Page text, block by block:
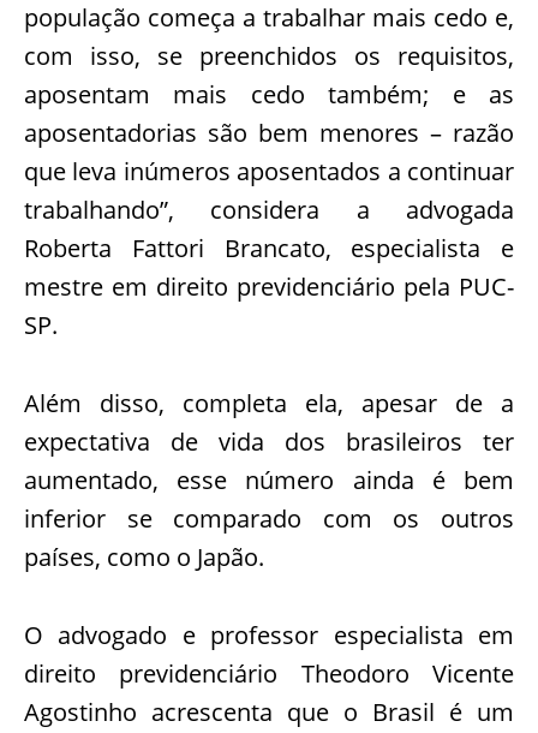
população começa a trabalhar mais cedo e,
com isso, se preenchidos os requisitos,
aposentam mais cedo também; e as
aposentadorias são bem menores – razão
que leva inúmeros aposentados a continuar
trabalhando”, considera a advogada
Roberta Fattori Brancato, especialista e
mestre em direito previdenciário pela PUC-
SP.
Além disso, completa ela, apesar de a
expectativa de vida dos brasileiros ter
aumentado, esse número ainda é bem
inferior se comparado com os outros
países, como o Japão.
O advogado e professor especialista em
direito previdenciário Theodoro Vicente
Agostinho acrescenta que o Brasil é um